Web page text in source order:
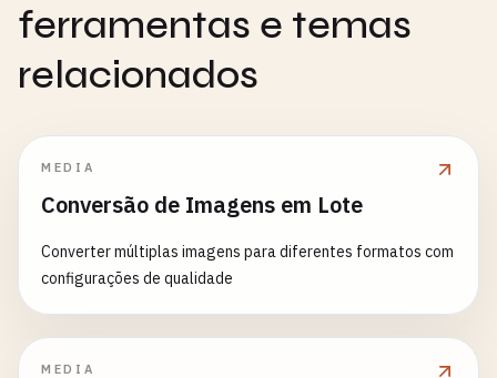
ferramentas e temas
relacionados
MEDIA
Conversão de Imagens em Lote
Converter múltiplas imagens para diferentes formatos com
configurações de qualidade
MEDIA